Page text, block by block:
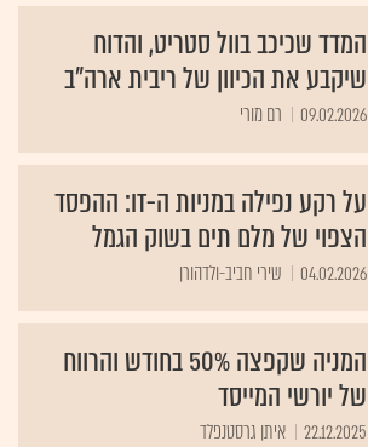
המדד שכיכב בוול סטריט, והדוח
שיקבע את הכיוון של ריבית ארה"ב
09.02.2026 רם מורי
על רקע נפילה במניות ה-IT: ההפסד
הצפוי של מלם תים בשוק הגמל
04.02.2026 שירי חביב-ולדהורן
המניה שקפצה 50% בחודש והרווח
של יורשי המייסד
22.12.2025 איתן גרסטנפלד